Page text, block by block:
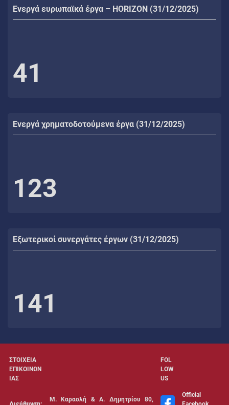
Ενεργά ευρωπαϊκά έργα – HORIZON (31/12/2025)
41
Ενεργά χρηματοδοτούμενα έργα (31/12/2025)
123
Εξωτερικοί συνεργάτες έργων (31/12/2025)
141
ΣΤΟΙΧΕΙΑ
ΕΠΙΚΟΙΝΩΝ
ΙΑΣ
FOL
LOW
US
Μ. Καραολή & Α. Δημητρίου 80,
Official